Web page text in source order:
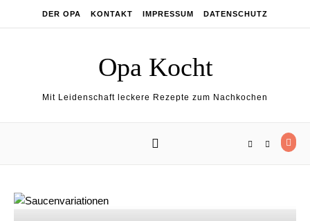
DER OPA KONTAKT IMPRESSUM DATENSCHUTZ
Opa Kocht
Mit Leidenschaft leckere Rezepte zum Nachkochen